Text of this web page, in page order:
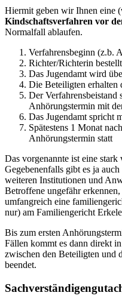
Hiermit geben wir Ihnen eine
Kindschaftsverfahren vor
Normalfall ablaufen.
Verfahrensbeginn (z.b.
Richter/Richterin
Das Jugendamt wird
Die Beteiligten erhalten
Der Verfahrensbeistand
Anhörungstermin mit
Das Jugendamt spricht
Spätestens 1 Monat
Anhörungstermin statt
Das vorgenannte ist eine
Gegebenenfalls gibt es ja
weiteren Institutionen und
Betroffene ungefähr
umfangreich eine
nur) am Familiengericht
Bis zum ersten
Fällen kommt es dann direkt
zwischen den Beteiligten und
beendet.